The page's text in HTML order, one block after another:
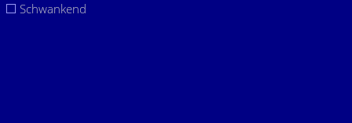
Schwankend